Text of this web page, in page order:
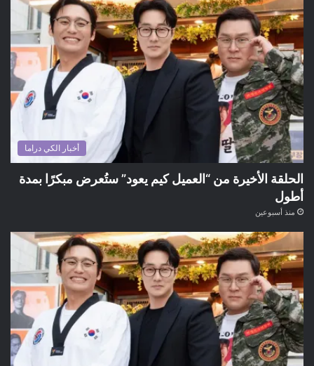
أخبار الكي دراما
الحلقة الأخيرة من “العميل كيم يعود” ستُعرض مبكرًا بمدة
أطول
منذ أسبوعين